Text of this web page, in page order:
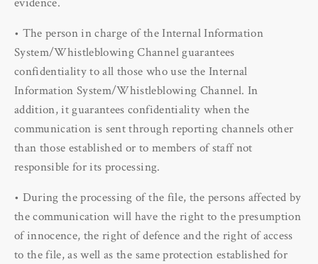
• The person in charge of the Internal Information
System/Whistleblowing Channel guarantees
confidentiality to all those who use the Internal
Information System/Whistleblowing Channel. In
addition, it guarantees confidentiality when the
communication is sent through reporting channels other
than those established or to members of staff not
responsible for its processing.
• During the processing of the file, the persons affected by
the communication will have the right to the presumption
of innocence, the right of defence and the right of access
to the file, as well as the same protection established for